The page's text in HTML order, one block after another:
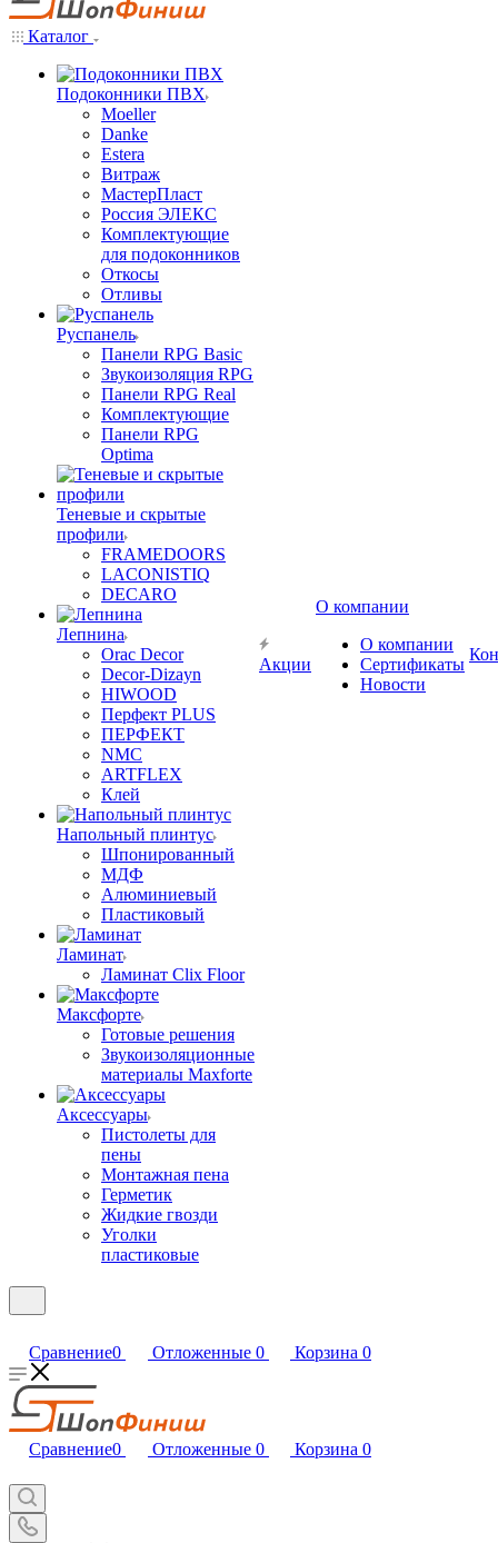
Каталог
Подоконники ПВХ
Moeller
Danke
Estera
Витраж
МастерПласт
Россия ЭЛЕКС
Комплектующие
для подоконников
Откосы
Отливы
Руспанель
Панели RPG Basic
Звукоизоляция RPG
Панели RPG Real
Комплектующие
Панели RPG
Optima
Теневые и скрытые
профили
FRAMEDOORS
LACONISTIQ
DECARO
Лепнина
Orac Decor
Decor-Dizayn
HIWOOD
Перфект PLUS
ПЕРФЕКТ
NMC
ARTFLEX
Клей
Напольный плинтус
Шпонированный
МДФ
Алюминиевый
Пластиковый
Ламинат
Ламинат Clix Floor
Максфорте
Готовые решения
Звукоизоляционные
материалы Maxforte
Аксессуары
Пистолеты для
пены
Монтажная пена
Герметик
Жидкие гвозди
Уголки
пластиковые
Акции
О компании
О компании
Сертификаты
Новости
Сравнение0 Отложенные 0 Корзина 0
Сравнение0 Отложенные 0 Корзина 0